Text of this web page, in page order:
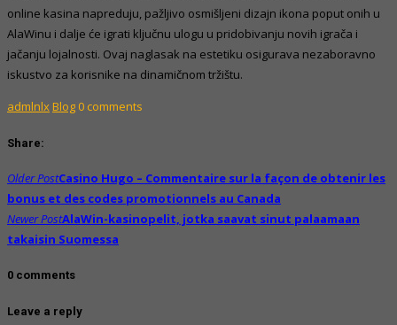
online kasina napreduju, pažljivo osmišljeni dizajn ikona poput onih u
AlaWinu i dalje će igrati ključnu ulogu u pridobivanju novih igrača i
jačanju lojalnosti. Ovaj naglasak na estetiku osigurava nezaboravno
iskustvo za korisnike na dinamičnom tržištu.
admlnlx Blog 0 comments
Share:
Post
navigation
Older PostCasino Hugo – Commentaire sur la façon de obtenir les
bonus et des codes promotionnels au Canada
Newer PostAlaWin-kasinopelit, jotka saavat sinut palaamaan
takaisin Suomessa
0 comments
Leave a reply